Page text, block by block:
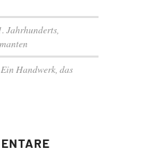
Jahrhunderts,
Handwerk, das